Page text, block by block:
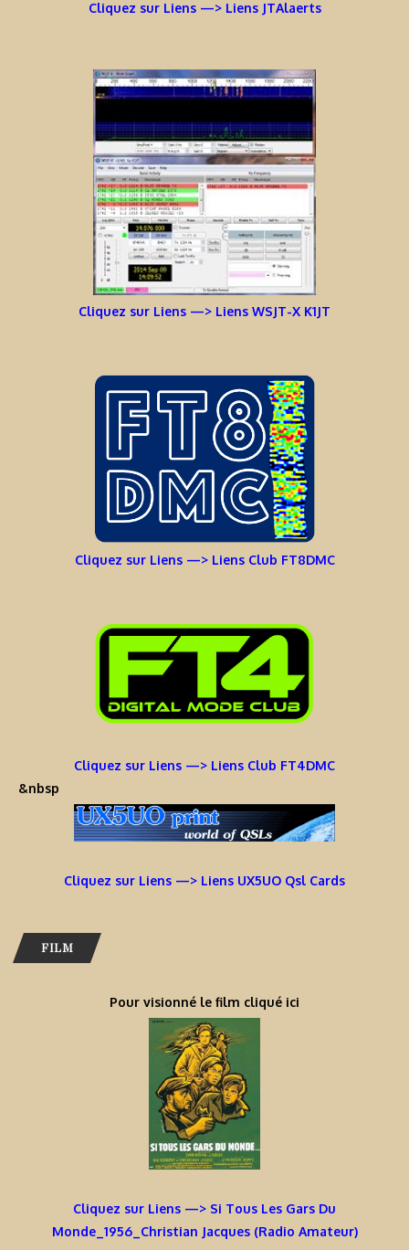
Cliquez sur Liens —> Liens JTAlaerts
Cliquez sur Liens —> Liens WSJT-X K1JT
Cliquez sur Liens —> Liens Club FT8DMC
Cliquez sur Liens —> Liens Club FT4DMC
&nbsp
Cliquez sur Liens —> Liens UX5UO Qsl Cards
FILM
Pour visionné le film cliqué ici
Cliquez sur Liens —> Si Tous Les Gars Du
Monde_1956_Christian Jacques (Radio Amateur)